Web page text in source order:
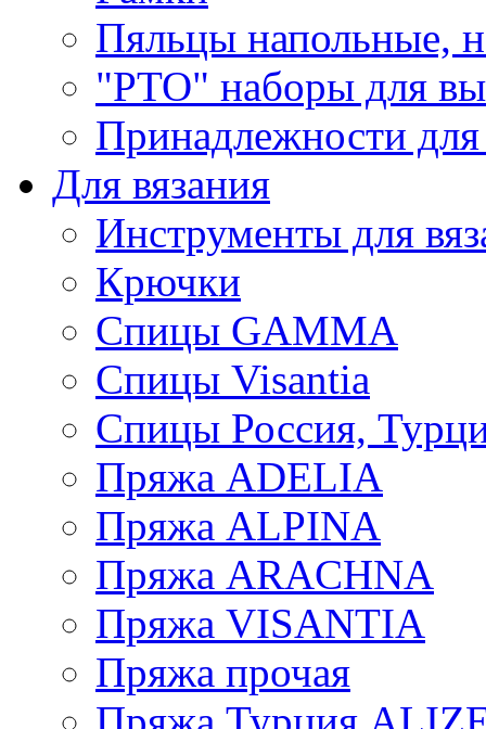
Пяльцы напольные,
"РТО" наборы для
Принадлежности
Для вязания
Инструменты для
Крючки
Спицы GAMMA
Спицы Visantia
Спицы Россия,
Пряжа ADELIA
Пряжа ALPINA
Пряжа ARACHNA
Пряжа VISANTIA
Пряжа прочая